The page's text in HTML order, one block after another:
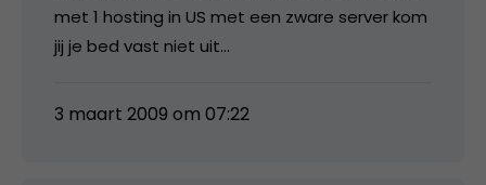
met 1 hosting in US met een zware server kom
jij je bed vast niet uit…
3 maart 2009 om 07:22